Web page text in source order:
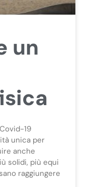
un
19
unica per
anche
solidi, più equi
raggiungere